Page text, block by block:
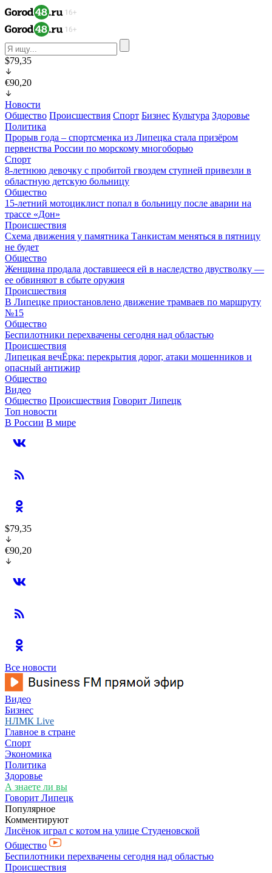
$79,35
€90,20
Новости
Общество Происшествия Спорт Бизнес Культура Здоровье
Политика
Прорыв года – спортсменка из Липецка стала призёром
первенства России по морскому многоборью
Спорт
8-летнюю девочку с пробитой гвоздем ступней привезли в
областную детскую больницу
Общество
15-летний мотоциклист попал в больницу после аварии на
трассе «Дон»
Происшествия
Схема движения у памятника Танкистам меняться в пятницу
не будет
Общество
Женщина продала доставшееся ей в наследство двустволку —
ее обвиняют в сбыте оружия
Происшествия
В Липецке приостановлено движение трамваев по маршруту
№15
Общество
Беспилотники перехвачены сегодня над областью
Происшествия
Липецкая вечЁрка: перекрытия дорог, атаки мошенников и
опасный антижир
Общество
Видео
Общество Происшествия Говорит Липецк
Топ новости
В России В мире
$79,35
€90,20
Все новости
Видео
Бизнес
НЛМК Live
Главное в стране
Спорт
Экономика
Политика
Здоровье
А знаете ли вы
Говорит Липецк
Популярное
Комментируют
Лисёнок играл с котом на улице Студеновской
Общество
Беспилотники перехвачены сегодня над областью
Происшествия